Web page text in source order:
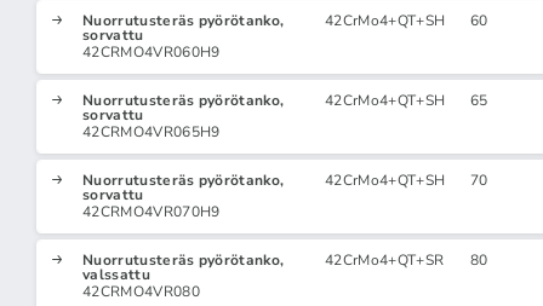
Nuorrutusteräs pyörötanko,
sorvattu
42CRMO4VR060H9
42CrMo4+QT+SH 60
Nuorrutusteräs pyörötanko,
sorvattu
42CRMO4VR065H9
42CrMo4+QT+SH 65
Nuorrutusteräs pyörötanko,
sorvattu
42CRMO4VR070H9
42CrMo4+QT+SH 70
Nuorrutusteräs pyörötanko,
valssattu
42CRMO4VR080
42CrMo4+QT+SR 80